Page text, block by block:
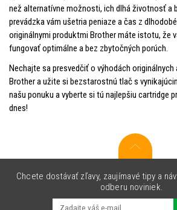
než alternatívne možnosti, ich dlhá životnosť a
prevádzka vám ušetria peniaze a čas z
originálnymi produktmi Brother máte istotu, že
fungovať optimálne a bez zbytočných porúch.
Nechajte sa presvedčiť o výhodách
Brother a užite si bezstarostnú tlač s
našu ponuku a vyberte si tú najlepšiu cartridge
dnes!
Chcete dostávať zľavy, zaujímavé tipy a
odberu noviniek.